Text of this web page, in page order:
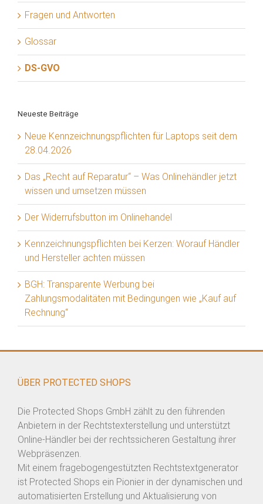
Fragen und Antworten
Glossar
DS-GVO
Neueste Beiträge
Neue Kennzeichnungspflichten für Laptops seit dem
28.04.2026
Das „Recht auf Reparatur“ – Was Onlinehändler jetzt
wissen und umsetzen müssen
Der Widerrufsbutton im Onlinehandel
Kennzeichnungspflichten bei Kerzen: Worauf Händler
und Hersteller achten müssen
BGH: Transparente Werbung bei
Zahlungsmodalitäten mit Bedingungen wie „Kauf auf
Rechnung“
ÜBER PROTECTED SHOPS
Die Protected Shops GmbH zählt zu den führenden
Anbietern in der Rechtstexterstellung und unterstützt
Online-Händler bei der rechtssicheren Gestaltung ihrer
Webpräsenzen.
Mit einem fragebogengestützten Rechtstextgenerator
ist Protected Shops ein Pionier in der dynamischen und
automatisierten Erstellung und Aktualisierung von